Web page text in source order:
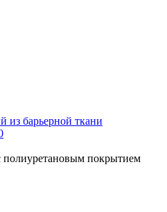
из барьерной ткани
полиуретановым покрытием